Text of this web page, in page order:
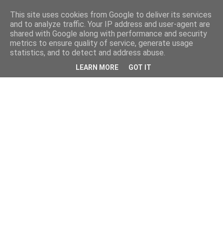
This site uses cookies from Google to deliver its services
and to analyze traffic. Your IP address and user-agent are
shared with Google along with performance and security
metrics to ensure quality of service, generate usage
statistics, and to detect and address abuse.
LEARN MORE GOT IT